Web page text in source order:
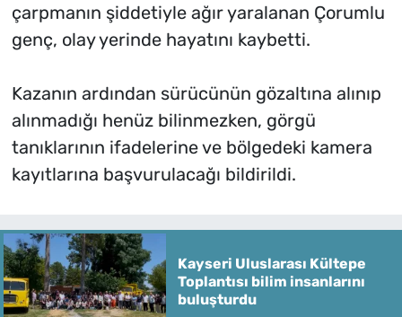
çarpmanın şiddetiyle ağır yaralanan Çorumlu
genç, olay yerinde hayatını kaybetti.
Kazanın ardından sürücünün gözaltına alınıp
alınmadığı henüz bilinmezken, görgü
tanıklarının ifadelerine ve bölgedeki kamera
kayıtlarına başvurulacağı bildirildi.
Kayseri Uluslarası Kültepe
Toplantısı bilim insanlarını
buluşturdu